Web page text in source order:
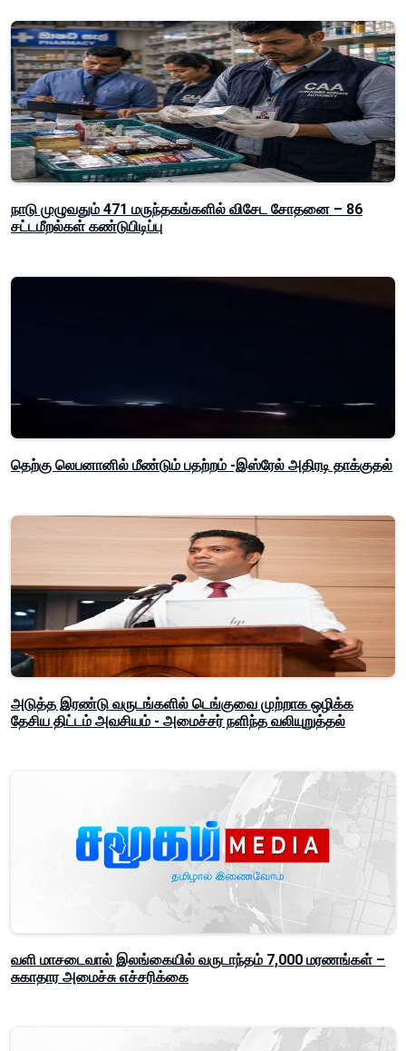
நாடு முழுவதும் 471 மருந்தகங்களில் விசேட சோதனை – 86
சட்டமீறல்கள் கண்டுபிடிப்பு
தெற்கு லெபனானில் மீண்டும் பதற்றம் -இஸ்ரேல் அதிரடி தாக்குதல்
அடுத்த இரண்டு வருடங்களில் டெங்குவை முற்றாக ஒழிக்க
தேசிய திட்டம் அவசியம் - அமைச்சர் நளிந்த வலியுறுத்தல்
வளி மாசடைவால் இலங்கையில் வருடாந்தம் 7,000 மரணங்கள் –
சுகாதார அமைச்சு எச்சரிக்கை